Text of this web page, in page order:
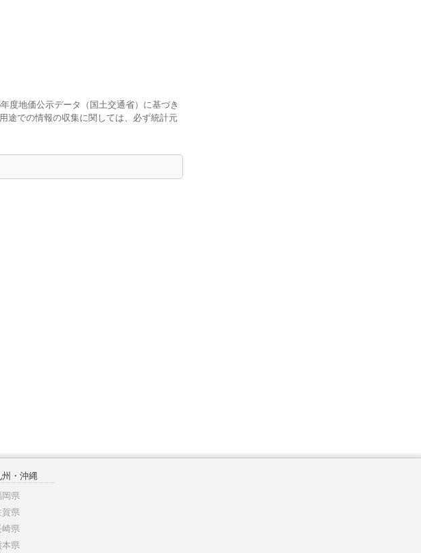
度地価公示データ（国土交通省）に基づき
途での情報の収集に関しては、必ず統計元
州・沖縄
岡県
賀県
崎県
本県